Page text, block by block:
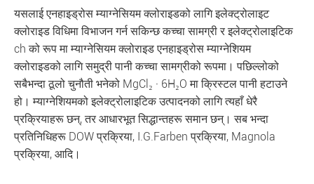
यसलाई एनहाइड्रोस म्याग्नेसियम क्लोराइडको लागि इलेक्ट्रोलाइट
क्लोराइड विधिमा विभाजन गर्न सकिन्छ कच्चा सामग्री र इलेक्ट्रोलाइटिक
ch को रूप मा म्याग्नेसियम क्लोराइड एनहाइड्रोस म्याग्नेशियम
क्लोराइडको लागि समुद्री पानी कच्चा सामग्रीको रूपमा। पछिल्लोको
सबैभन्दा ठूलो चुनौती भनेको MgCl₂ · 6H₂O मा क्रिस्टल पानी हटाउने
हो। म्याग्नेशियमको इलेक्ट्रोलाइटिक उत्पादनको लागि त्यहाँ धेरै
प्रक्रियाहरू छन्, तर आधारभूत सिद्धान्तहरू समान छन्। सब भन्दा
प्रतिनिधिहरू DOW प्रक्रिया, I.G.Farben प्रक्रिया, Magnola
प्रक्रिया, आदि।